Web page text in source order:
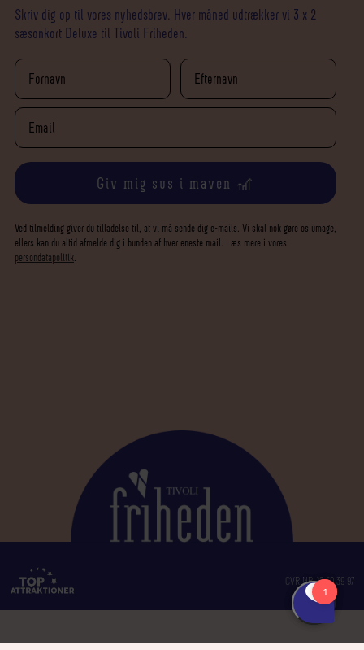
Skriv dig op til vores nyhedsbrev. Hver måned udtrækker vi 3 x 2
sæsonkort Deluxe til Tivoli Friheden.
Giv mig sus i maven 🎢
Ved tilmelding giver du tilladelse til, at vi må sende dig e-mails. Vi skal nok gøre os umage,
ellers kan du altid afmelde dig i bunden af hver eneste mail. Læs mere i vores
persondatapolitik.
CVR NR. 12 50 39 97